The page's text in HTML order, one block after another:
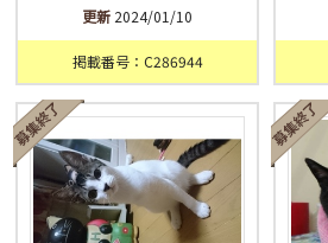
更新 2024/01/10
掲載番号：C286944